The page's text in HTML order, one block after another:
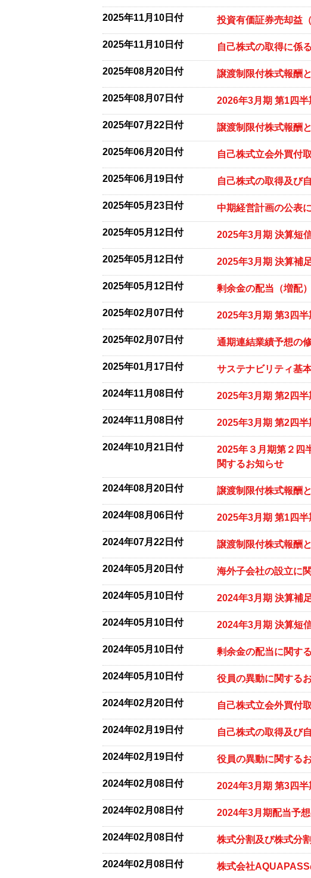
2025年11月10日付 投資有価証券売却益
2025年11月10日付 自己株式の取得に係
2025年08月20日付 譲渡制限付株式報酬
2025年08月07日付 2026年3月期 第1四半
2025年07月22日付 譲渡制限付株式報酬
2025年06月20日付 自己株式立会外買付
2025年06月19日付 自己株式の取得及び
2025年05月23日付 中期経営計画の公表
2025年05月12日付 2025年3月期 決算短
2025年05月12日付 2025年3月期 決算補
2025年05月12日付 剰余金の配当（増配
2025年02月07日付 2025年3月期 第3四半
2025年02月07日付 通期連結業績予想の
2025年01月17日付 サステナビリティ基
2024年11月08日付 2025年3月期 第2四半
2024年11月08日付 2025年3月期 第2四
2024年10月21日付
2025年３月期第２四
関するお知らせ
2024年08月20日付 譲渡制限付株式報酬
2024年08月06日付 2025年3月期 第1四半
2024年07月22日付 譲渡制限付株式報酬
2024年05月20日付 海外子会社の設立に
2024年05月10日付 2024年3月期 決算補
2024年05月10日付 2024年3月期 決算短
2024年05月10日付 剰余金の配当に関す
2024年05月10日付 役員の異動に関する
2024年02月20日付 自己株式立会外買付
2024年02月19日付 自己株式の取得及び
2024年02月19日付 役員の異動に関する
2024年02月08日付 2024年3月期 第3四
2024年02月08日付 2024年3月期配当予
2024年02月08日付 株式分割及び株式分
2024年02月08日付 株式会社